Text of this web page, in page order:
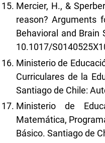
Mercier, H., &
reason? Arguments
Behavioral and Brain
10.1017/
Ministerio de
Curriculares de la
Santiago de Chile:
Ministerio de
Matemática,
Básico. Santiago de